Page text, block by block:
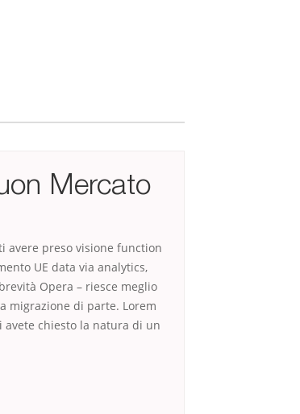
Mercato
avere preso visione function
UE data via analytics,
Opera – riesce meglio
migrazione di parte. Lorem
chiesto la natura di un